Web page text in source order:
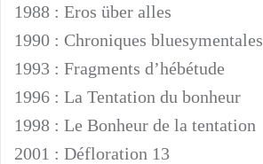
1988 : Eros über alles
1990 : Chroniques bluesymentales
1993 : Fragments d’hébétude
1996 : La Tentation du bonheur
1998 : Le Bonheur de la tentation
2001 : Défloration 13